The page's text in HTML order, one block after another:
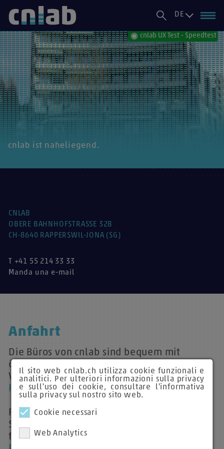
DE
cnlab UX Test - Speedtest
cnlab ist naheliegend.
CNLAB
OBERE BAHNHOFSTRASSE 32B
CH-8640 RAPPERSWIL-JONA (SG)
T +41 55 214 33 33
Manda una e-mail
Anfahrt
Die Büros von cnlab sind bequem mit
öffentlichen Verkehrsmitteln zu erreichen.
Vom Bahnhof Rapperswil aus sind Siezu
Fuss in ca. 5 Minutenbei uns.
Für die Anfahrt mit dem Auto konsultieren
Sie bitte
finden Sie imParkhaus Manor
Il sito web cnlab.ch utilizza cookie funzionali e
analitici. Per ulteriori informazioni sulla privacy
e sull'uso dei cookie, consultare l'informativa
sulla privacy sul nostro sito web.
Cookie necessari
Web Analytics